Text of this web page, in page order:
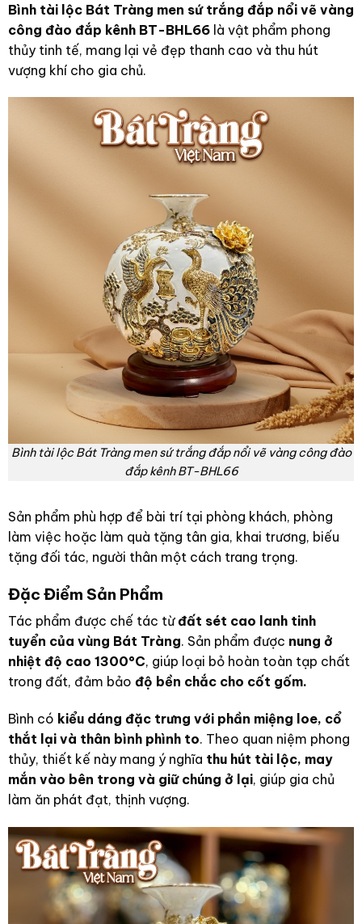
Bình tài lộc Bát Tràng men sứ trắng đắp nổi vẽ vàng
công đào đắp kênh BT-BHL66là vật phẩm phong
thủy tinh tế, mang lại vẻ đẹp thanh cao và thu hút
vượng khí cho gia chủ.
Bình tài lộc Bát Tràng men sứ trắng đắp nổi vẽ vàng công đào
đắp kênh BT-BHL66
Sản phẩm phù hợp để bài trí tại phòng khách, phòng
làm việc hoặc làm quà tặng tân gia, khai trương, biếu
tặng đối tác, người thân một cách trang trọng.
Đặc Điểm Sản Phẩm
Tác phẩm được chế tác từđất sét cao lanh tinh
tuyển của vùng Bát Tràng. Sản phẩm được nung ở
nhiệt độ cao 1300°C, giúp loại bỏ hoàn toàn tạp chất
trong đất, đảm bảo độ bền chắc cho cốt gốm.
Bình có kiểu dáng đặc trưng với phần miệng loe, cổ
thắt lại và thân bình phình to. Theo quan niệm phong
thủy, thiết kế này mang ý nghĩa thu hút tài lộc, may
mắn vào bên trong và giữ chúng ở lại, giúp gia chủ
làm ăn phát đạt, thịnh vượng.